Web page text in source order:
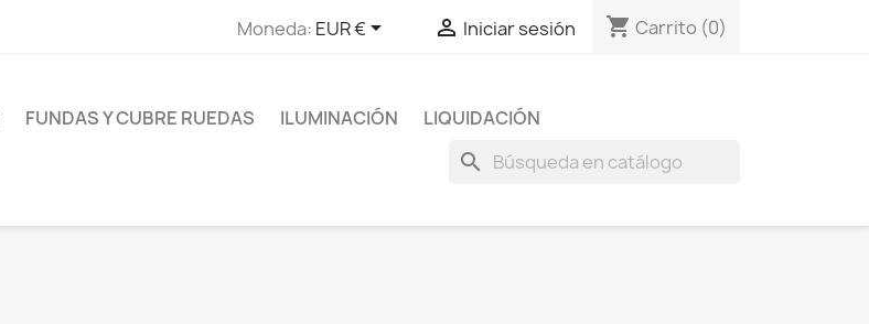
Moneda: EUR €  Iniciar sesión shopping_cart Carrito (0)
FUNDAS Y CUBRE RUEDAS ILUMINACIÓN LIQUIDACIÓN
search